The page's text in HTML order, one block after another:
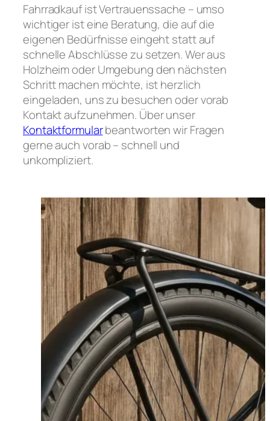
Fahrradkauf ist Vertrauenssache – umso
wichtiger ist eine Beratung, die auf die
eigenen Bedürfnisse eingeht statt auf
schnelle Abschlüsse zu setzen. Wer aus
Holzheim oder Umgebung den nächsten
Schritt machen möchte, ist herzlich
eingeladen, uns zu besuchen oder vorab
Kontakt aufzunehmen. Über unser
Kontaktformularbeantworten wir Fragen
gerne auch vorab – schnell und
unkompliziert.